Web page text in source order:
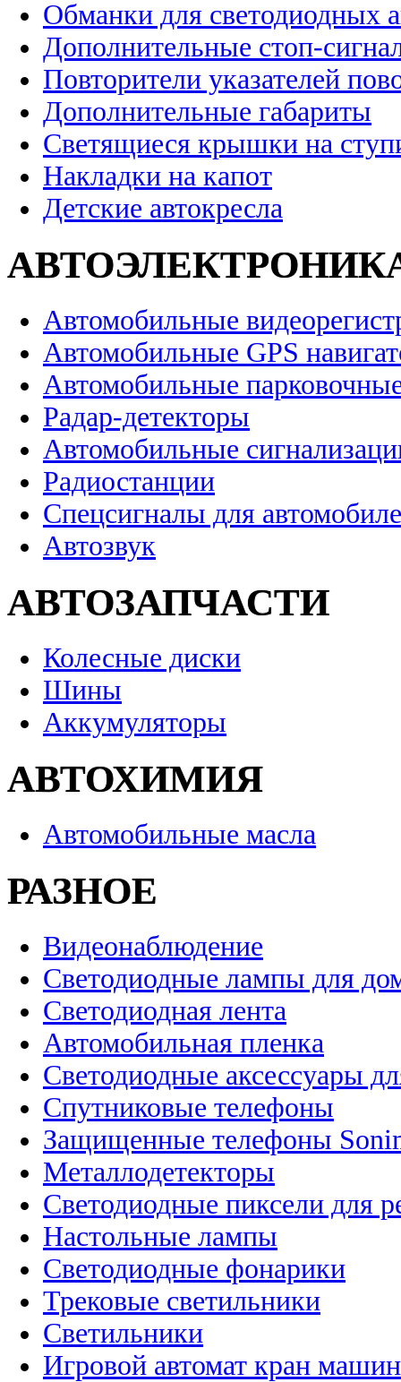
Обманки для светодиодных
Дополнительные стоп-
Повторители указателей
Дополнительные габариты
Светящиеся крышки на
Накладки на капот
Детские автокресла
Автомобильные
Автомобильные GPS
Автомобильные
Радар-детекторы
Автомобильные
Радиостанции
Спецсигналы для
Автозвук
АВТОЗАПЧАСТИ
Колесные диски
Шины
Аккумуляторы
АВТОХИМИЯ
Автомобильные масла
РАЗНОЕ
Видеонаблюдение
Светодиодные лампы для
Светодиодная лента
Автомобильная пленка
Светодиодные аксессуары
Спутниковые телефоны
Защищенные телефоны
Металлодетекторы
Светодиодные пиксели для
Настольные лампы
Светодиодные фонарики
Трековые светильники
Светильники
Игровой автомат кран